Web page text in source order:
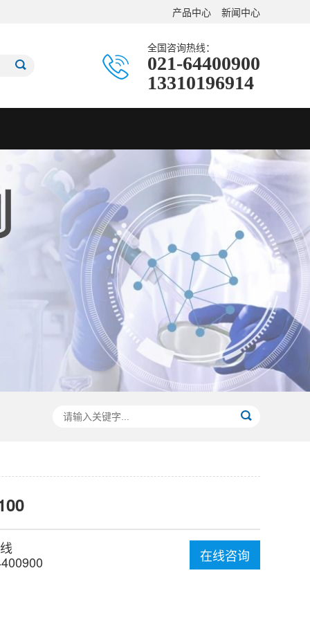
产品中心 新闻中心
全国咨询热线：
021-64400900
13310196914
在线咨询